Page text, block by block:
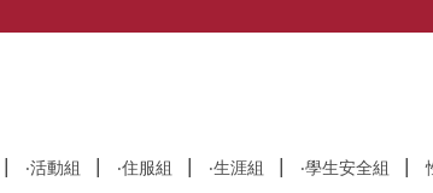
‧活動組 ‧住服組 ‧生涯組 ‧學生安全組